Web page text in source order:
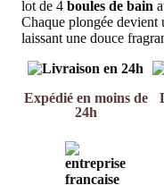
lot de 4 boules de bain
Chaque plongée devient
laissant une douce
Expédié en moins de
24h